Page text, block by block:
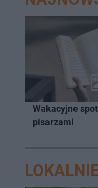
Wakacyjne
pisarzami